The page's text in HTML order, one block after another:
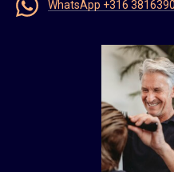
WhatsApp +316